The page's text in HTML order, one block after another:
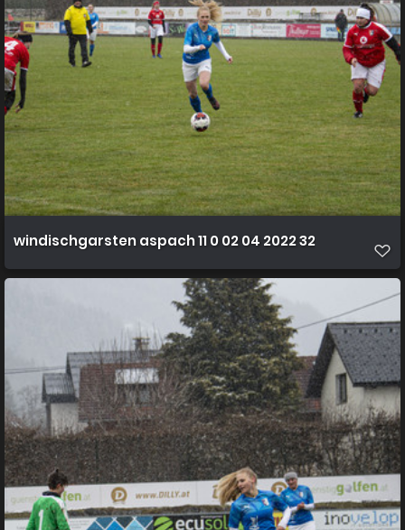
windischgarsten aspach 11 0 02 04 2022 32